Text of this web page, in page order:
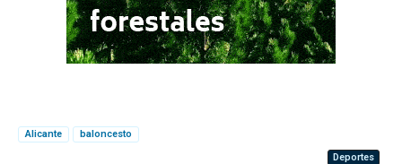
Alicante
baloncesto
Deportes